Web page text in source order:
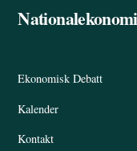
Ekonomisk Debatt
Kalender
Kontakt